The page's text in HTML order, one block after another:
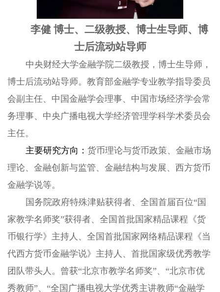
李健 博士、二级教授、博士生导师、博
士后流动站导师
中央财经大学金融学院二级教授，博士生导师，
博士后流动站导师。 教育部金融学专业教学指导委员
会副主任、 中国金融学会理事、 中国市场经济学会常
务理事、 中央广播电视大学经济管理学科学术委员会
主任。
主要研究方向 ： 货币理论与货币政策、金融市场
理论、金融创新与监管、金融结构与发展、西方货币
金融学说等。
国务院政府特殊津贴获得者、 全国首届百位“国
家教学名师奖”获得者、 全国首批国家精品课程《货
币银行学》主持人 、 全国首批国家网络精品课程《当
代西方货币金融学说》主持人 、 首批国家级优秀教学
团队带头人 。 曾获“北京市教学名师奖”、 “北京市优
秀教师”、 “全国广播电视大学优秀主讲教师“金融学